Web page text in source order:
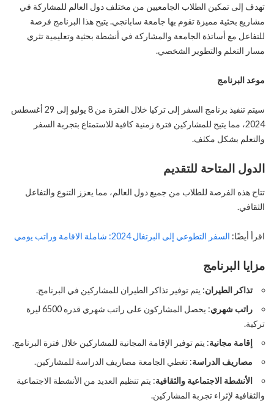
تهدف إلى تمكين الطلاب الجامعيين من مختلف دول العالم للمشاركة في
مشاريع بحثية مميزة تقوم بها جامعة سابانجي. يتيح هذا البرنامج فرصة
للتفاعل مع أساتذة الجامعة والمشاركة في أنشطة بحثية وتعليمية تثري
مسار التعلم والتطوير الشخصي.
موعد البرنامج
سيتم تنفيذ برنامج السفر إلى تركيا خلال الفترة من 8 يوليو إلى 29 أغسطس
2024، مما يتيح للمشاركين فترة زمنية كافية للاستمتاع بتجربة السفر
والتعلم بشكل مكثف.
الدول المتاحة للتقديم
تتاح هذه الفرصة للطلاب من جميع دول العالم، مما يعزز التنوع والتفاعل
الثقافي.
اقرأ أيضًا: السفر التطوعي إلى البرتغال 2024: شاملة الاقامة وراتب يومي
مزايا البرنامج
تذاكر الطيران: يتم توفير تذاكر الطيران للمشاركين في البرنامج.
راتب شهري
: يحصل المشاركون على راتب شهري قدره 6500 ليرة
تركية.
إقامة مجانية: يتم توفير الإقامة المجانية للمشاركين خلال فترة البرنامج.
مصاريف الدراسة: تغطي الجامعة مصاريف الدراسة للمشاركين.
الأنشطة الاجتماعية والثقافية: يتم تنظيم العديد من الأنشطة الاجتماعية
والثقافية لإثراء تجربة المشاركين.